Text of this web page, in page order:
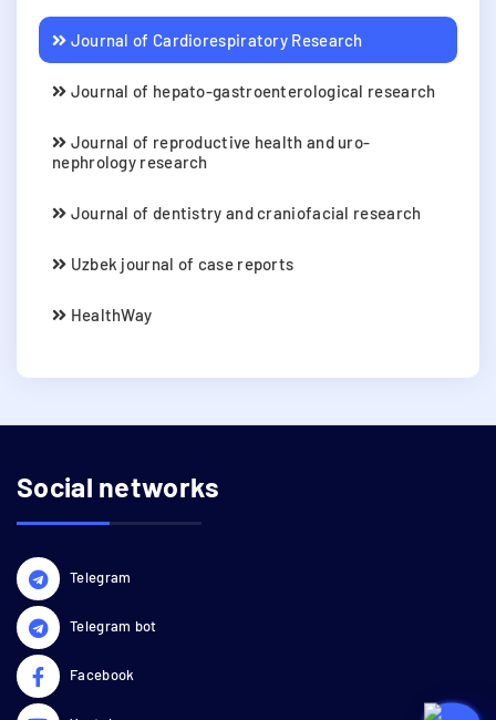
Journal of Cardiorespiratory Research
Journal of hepato-gastroenterological research
Journal of reproductive health and uro-
nephrology research
Journal of dentistry and craniofacial research
Uzbek journal of case reports
HealthWay
Social networks
Telegram
Telegram bot
Facebook